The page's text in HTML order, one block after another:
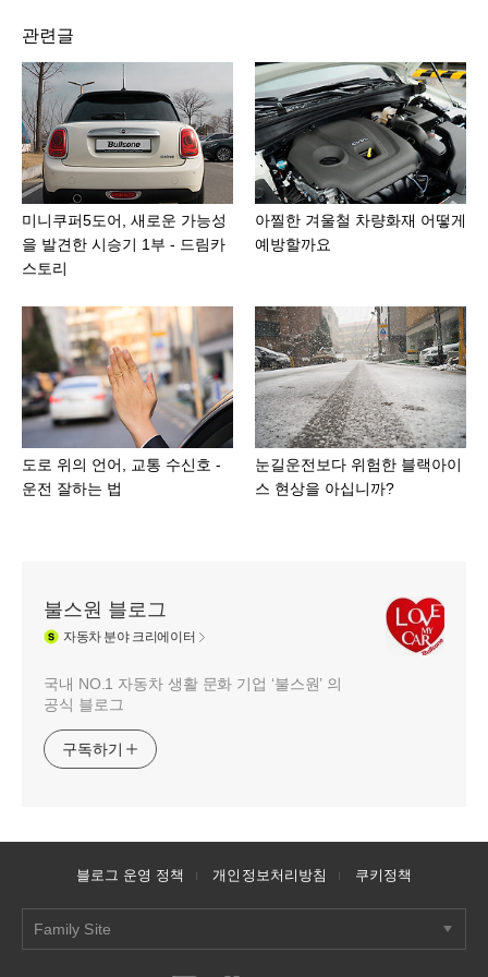
관련글
미니쿠퍼5도어, 새로운 가능성
을 발견한 시승기 1부 - 드림카
스토리
아찔한 겨울철 차량화재 어떻게
예방할까요
도로 위의 언어, 교통 수신호 -
운전 잘하는 법
눈길운전보다 위험한 블랙아이
스 현상을 아십니까?
불스원 블로그
자동차분야 크리에이터
국내 NO.1 자동차 생활 문화 기업 ‘불스원’ 의
공식 블로그
구독하기
블로그 운영 정책 개인정보처리방침 쿠키정책
Family Site